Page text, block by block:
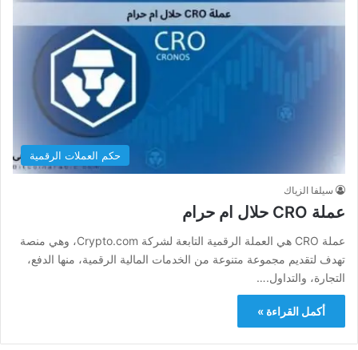
حكم العملات الرقمية
سيلفا الزياك
عملة CRO حلال ام حرام
عملة CRO هي العملة الرقمية التابعة لشركة Crypto.com، وهي منصة
تهدف لتقديم مجموعة متنوعة من الخدمات المالية الرقمية، منها الدفع،
التجارة، والتداول.…
أكمل القراءة »